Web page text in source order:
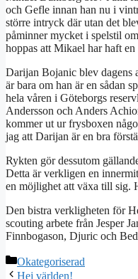
och Gefle innan han nu i
större intryck där utan det
påminner mycket i spelstil
hoppas att Mikael har haft
Darijan Bojanic blev dagens
är bara om han är en sådan
hela våren i Göteborgs
Andersson och Anders
kommer ut ur frysboxen
jag att Darijan är en bra
Rykten gör dessutom
Detta är verkligen en
en möjlighet att växa till sig.
Den bistra verkligheten för
scouting arbete från Jesper
Finnbogason, Djuric och
Kategorier
Okategoriserad
Hej världen!